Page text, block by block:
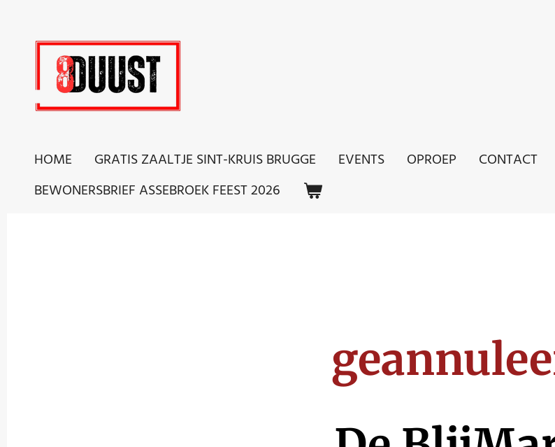
hoofdinhoud
HOME GRATIS ZAALTJE SINT-KRUIS BRUGGE EVENTS OPROEP CONTACT
BEWONERSBRIEF ASSEBROEK FEEST 2026